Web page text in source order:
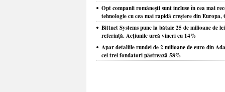
Opt companii româneşti sunt incluse în cea mai
tehnologie cu cea mai rapidă creştere din
Bittnet Systems pune la bătaie 25 de milioane de
referinţă. Acţiunile urcă vineri cu 14%
Apar detaliile rundei de 2 milioane de euro din
cei trei fondatori păstrează 58%